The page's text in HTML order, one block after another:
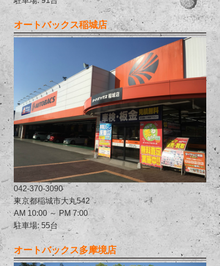
オートバックス稲城店
042-370-3090
東京都稲城市大丸542
AM 10:00 ～ PM 7:00
駐車場: 55台
オートバックス多摩境店